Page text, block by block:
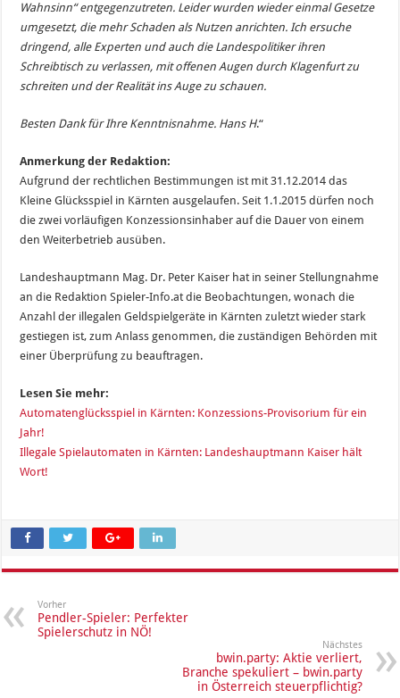
Wahnsinn“ entgegenzutreten. Leider wurden wieder einmal Gesetze
umgesetzt, die mehr Schaden als Nutzen anrichten. Ich ersuche
dringend, alle Experten und auch die Landespolitiker ihren
Schreibtisch zu verlassen, mit offenen Augen durch Klagenfurt zu
schreiten und der Realität ins Auge zu schauen.
Besten Dank für Ihre Kenntnisnahme. Hans H.“
Anmerkung der Redaktion:
Aufgrund der rechtlichen Bestimmungen ist mit 31.12.2014 das
Kleine Glücksspiel in Kärnten ausgelaufen. Seit 1.1.2015 dürfen noch
die zwei vorläufigen Konzessionsinhaber auf die Dauer von einem
den Weiterbetrieb ausüben.
Landeshauptmann Mag. Dr. Peter Kaiser hat in seiner Stellungnahme
an die Redaktion Spieler-Info.at die Beobachtungen, wonach die
Anzahl der illegalen Geldspielgeräte in Kärnten zuletzt wieder stark
gestiegen ist, zum Anlass genommen, die zuständigen Behörden mit
einer Überprüfung zu beauftragen.
Lesen Sie mehr:
Automatenglücksspiel in Kärnten: Konzessions-Provisorium für ein
Jahr!
Illegale Spielautomaten in Kärnten: Landeshauptmann Kaiser hält
Wort!
Vorher
Pendler-Spieler: Perfekter
Spielerschutz in NÖ!
Nächstes
bwin.party: Aktie verliert,
Branche spekuliert – bwin.party
in Österreich steuerpflichtig?